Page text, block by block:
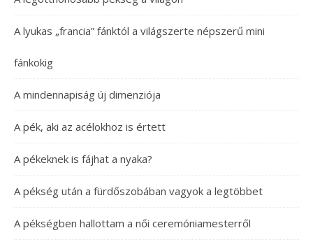
A lyukas „francia” fánktól a világszerte népszerű mini
fánkokig
A mindennapiság új dimenziója
A pék, aki az acélokhoz is értett
A pékeknek is fájhat a nyaka?
A pékség után a fürdőszobában vagyok a legtöbbet
A pékségben hallottam a női ceremóniamesterről